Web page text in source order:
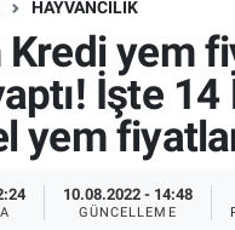
HAYVANCILIK
Kredi yem
İşte 14
yem
10.08.2022 - 14:48
GÜNCELLEME
Destekler
Haberleri